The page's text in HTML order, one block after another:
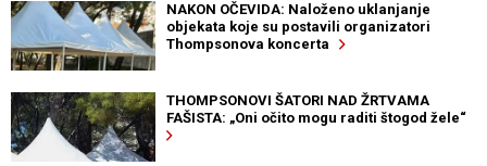
NAKON OČEVIDA: Naloženo uklanjanje
objekata koje su postavili organizatori
Thompsonova koncerta
THOMPSONOVI ŠATORI NAD ŽRTVAMA
FAŠISTA: „Oni očito mogu raditi štogod žele“